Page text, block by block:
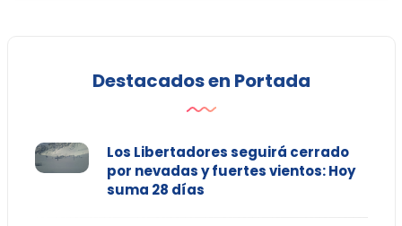
Destacados en Portada
Los Libertadores seguirá cerrado
por nevadas y fuertes vientos: Hoy
suma 28 días